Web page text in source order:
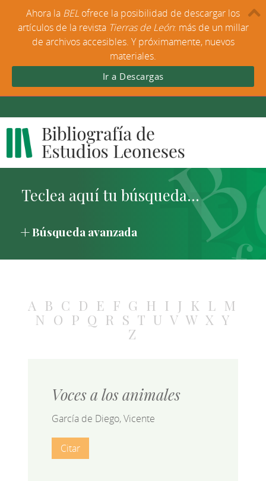
Búsqueda avanzada
A B C D E F G H I J K L M
N O P Q R S T U V W X Y
Z
Voces a los animales
García de Diego, Vicente
Citar
Ahora la BEL ofrece la posibilidad de descargar los
artículos de la revista Tierras de León: más de un millar
de archivos accesibles. Y próximamente, nuevos
materiales.
Ir a Descargas